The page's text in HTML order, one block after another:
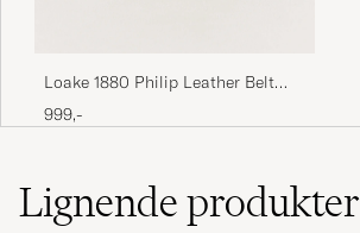
Loake 1880 Philip Leather Belt
Dark Brown
999,-
Lignendeprodukter